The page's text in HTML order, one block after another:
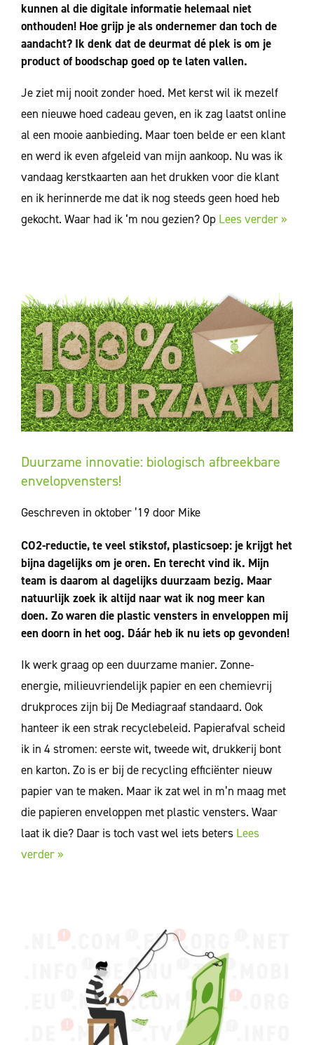
kunnen al die digitale informatie helemaal niet
onthouden! Hoe grijp je als ondernemer dan toch de
aandacht? Ik denk dat de deurmat dé plek is om je
product of boodschap goed op te laten vallen.
Je ziet mij nooit zonder hoed. Met kerst wil ik mezelf
een nieuwe hoed cadeau geven, en ik zag laatst online
al een mooie aanbieding. Maar toen belde er een klant
en werd ik even afgeleid van mijn aankoop. Nu was ik
vandaag kerstkaarten aan het drukken voor die klant
en ik herinnerde me dat ik nog steeds geen hoed heb
gekocht. Waar had ik ‘m nou gezien? OpLees verder »
Duurzame innovatie: biologisch afbreekbare
envelopvensters!
Geschreven in oktober ’19 door Mike
CO2-reductie, te veel stikstof, plasticsoep: je krijgt het
bijna dagelijks om je oren. En terecht vind ik. Mijn
team is daarom al dagelijks duurzaam bezig. Maar
natuurlijk zoek ik altijd naar wat ik nog meer kan
doen. Zo waren die plastic vensters in enveloppen mij
een doorn in het oog. Dáár heb ik nu iets op gevonden!
Ik werk graag op een duurzame manier. Zonne-
energie, milieuvriendelijk papier en een chemievrij
drukproces zijn bij De Mediagraaf standaard. Ook
hanteer ik een strak recyclebeleid. Papierafval scheid
ik in 4 stromen: eerste wit, tweede wit, drukkerij bont
en karton. Zo is er bij de recycling efficiënter nieuw
papier van te maken. Maar ik zat wel in m’n maag met
die papieren enveloppen met plastic vensters. Waar
laat ik die? Daar is toch vast wel iets betersLees
verder »